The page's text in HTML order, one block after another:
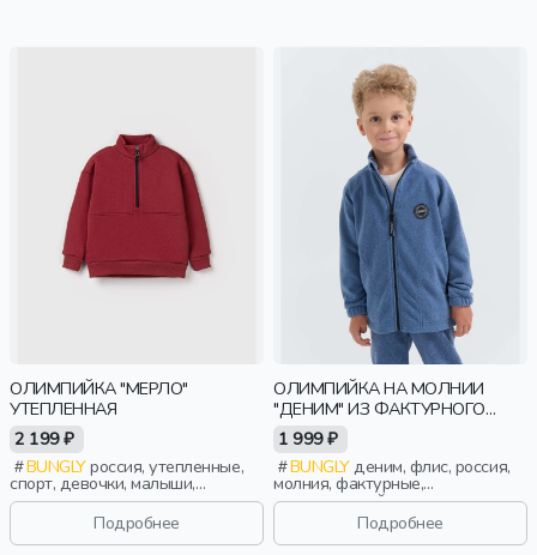
ОЛИМПИЙКА "МЕРЛО"
УТЕПЛЕННАЯ
2 199 ₽
BUNGLYроссия, утепленные,
спорт, девочки, малыши,
дошкольники, дети
Подробнее
ОЛИМПИЙКА НА МОЛНИИ
"ДЕНИМ" ИЗ ФАКТУРНОГО
ФЛИСА
1 999 ₽
BUNGLYденим, флис, россия,
молния, фактурные,
повседневный, мальчики,
малыши, дошкольники, дети
Подробнее